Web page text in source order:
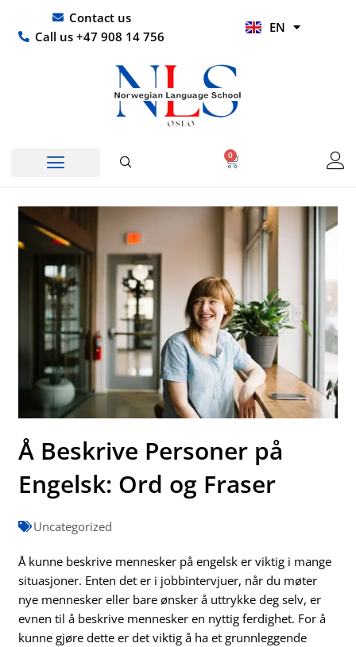
content
Contact us
Call us +47 908 14 756
EN
HI
0
Basket
Å Beskrive Personer på
Engelsk: Ord og Fraser
Uncategorized
Å kunne beskrive mennesker på engelsk er viktig i mange
situasjoner. Enten det er i jobbintervjuer, når du møter
nye mennesker eller bare ønsker å uttrykke deg selv, er
evnen til å beskrive mennesker en nyttig ferdighet. For å
kunne gjøre dette er det viktig å ha et grunnleggende